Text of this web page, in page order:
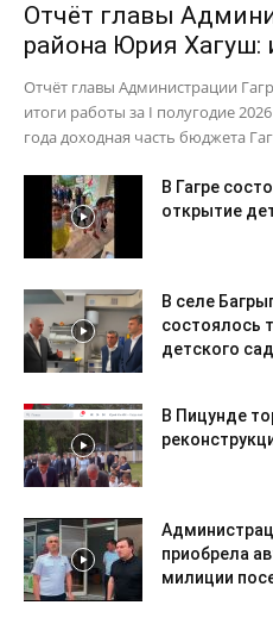
Отчёт главы
района Юрия Хагуш:
Отчёт главы Администрации
итоги работы за I полугодие
года доходная часть бюджета
В Гагре
открытие
В селе
состоялось
детского
В Пицунде
приобрела
милиции